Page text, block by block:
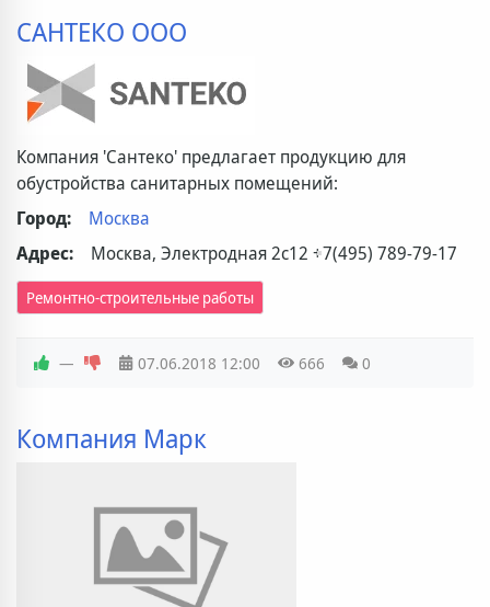
САНТЕКО ООО
Компания 'Сантеко' предлагает продукцию для
обустройства санитарных помещений:
Город:
Москва
Адрес:
Москва, Электродная 2с12 +7(495) 789-79-17
Ремонтно-строительные работы
— 07.06.2018 12:00 666 0
Компания Марк